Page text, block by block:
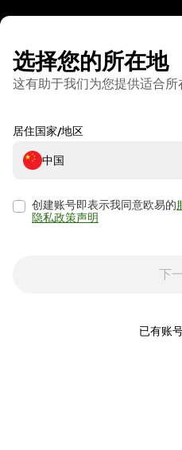
选择您的所在地
这有助于我们为您提供适合所
居住国家/地区
中国
创建账号即表示我同意欧易的
隐私政策声明
下
已有账